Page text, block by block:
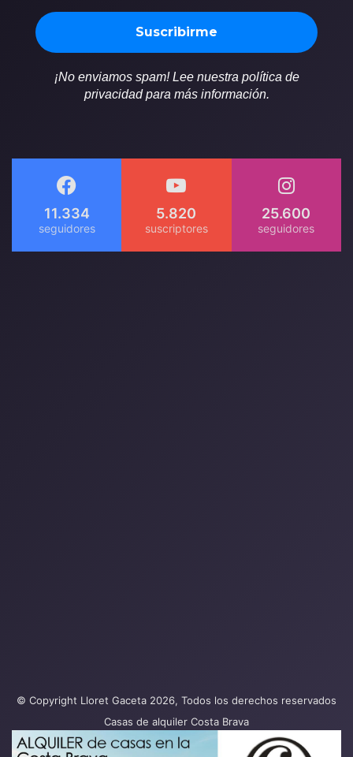
¡No enviamos spam! Lee nuestra política de
privacidad para más información.
11.334 5.820 25.600
© Copyright Lloret Gaceta 2026, Todos los derechos reservados
Casas de alquiler Costa Brava